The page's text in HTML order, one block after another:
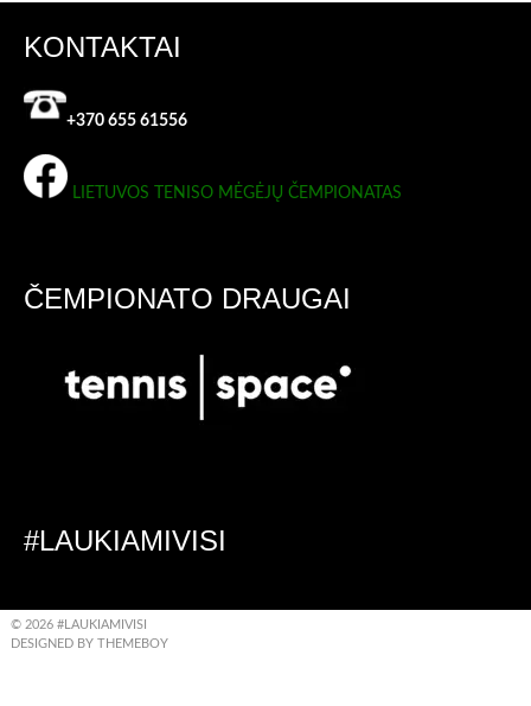
KONTAKTAI
+370 655 61556
LIETUVOS TENISO MĖGĖJŲ ČEMPIONATAS
ČEMPIONATO DRAUGAI
#LAUKIAMIVISI
© 2026 #LAUKIAMIVISI
DESIGNED BY THEMEBOY